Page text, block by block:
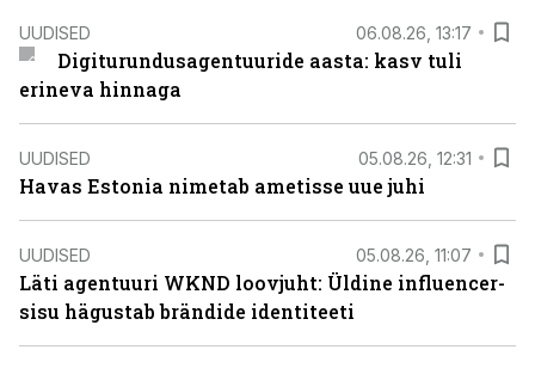
UUDISED 06.08.26, 13:17
Digiturundusagentuuride aasta: kasv tuli
erineva hinnaga
UUDISED 05.08.26, 12:31
Havas Estonia nimetab ametisse uue juhi
UUDISED 05.08.26, 11:07
Läti agentuuri WKND loovjuht: Üldine influencer-
sisu hägustab brändide identiteeti